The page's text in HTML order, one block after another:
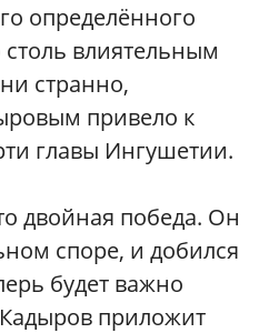
определённого
влиятельным
странно,
привело к
главы Ингушетии.
двойная победа. Он
споре, и добился
будет важно
приложит